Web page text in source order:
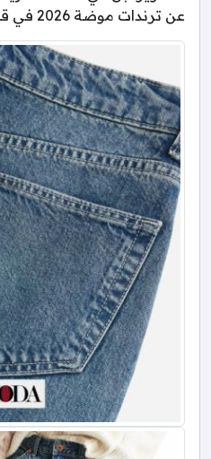
عن ترندات موضة 2026 في قطر.